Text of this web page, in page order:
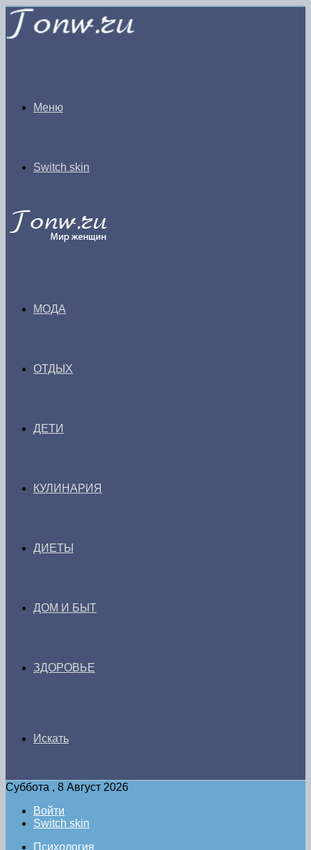
Меню
Switch skin
МОДА
ОТДЫХ
ДЕТИ
КУЛИНАРИЯ
ДИЕТЫ
ДОМ И БЫТ
ЗДОРОВЬЕ
Искать
Суббота , 8 Август 2026
Войти
Switch skin
Психология